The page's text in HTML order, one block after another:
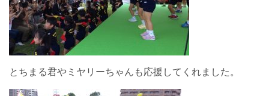
とちまる君やミヤリーちゃんも応援してくれました。